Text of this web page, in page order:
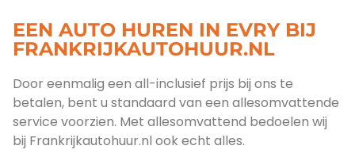
EEN AUTO HUREN IN EVRY BIJ
FRANKRIJKAUTOHUUR.NL
Door eenmalig een all-inclusief prijs bij ons te
betalen, bent u standaard van een allesomvattende
service voorzien. Met allesomvattend bedoelen wij
bij Frankrijkautohuur.nl ook echt alles.